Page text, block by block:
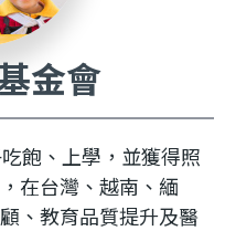
金會
飽、上學，並獲得照
在台灣、越南、緬
、教育品質提升及醫